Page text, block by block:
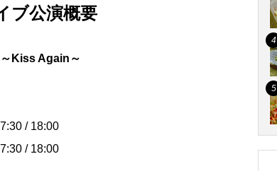
ブ公演概要
Kiss Again～
/ 18:00
/ 18:00